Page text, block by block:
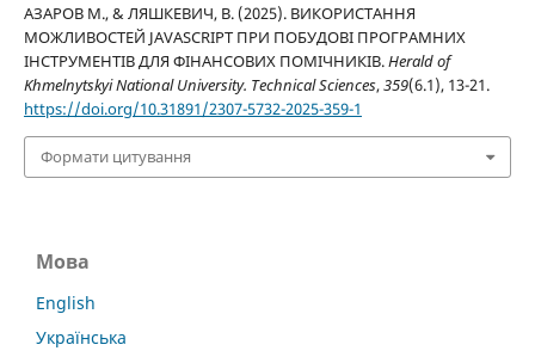
AЗАРОВ М., & ЛЯШКЕВИЧ, В. (2025). ВИКОРИСТАННЯ
МОЖЛИВОСТЕЙ JAVASCRIPT ПРИ ПОБУДОВІ ПРОГРАМНИХ
ІНСТРУМЕНТІВ ДЛЯ ФІНАНСОВИХ ПОМІЧНИКІВ.Herald of
Khmelnytskyi National University. Technical Sciences,359(6.1), 13-21.
https://doi.org/10.31891/2307-5732-2025-359-1
Формати цитування
Мова
English
Українська